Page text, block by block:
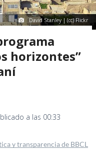
David Stanley | (cc) Flickr
horizontes”
a las 00:33
y transparencia de BBCL